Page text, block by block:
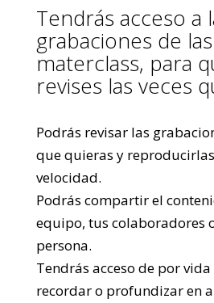
Tendrás acceso a
grabaciones de las
materclass, para
revises las veces
Podrás revisar las
que quieras y
velocidad.
Podrás compartir el
equipo, tus colaboradores
persona.
Tendrás acceso de por
recordar o profundizar en